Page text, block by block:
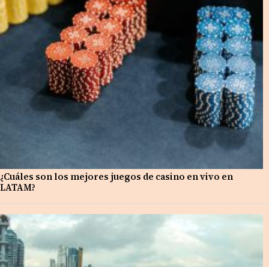
¿Cuáles son los mejores juegos de casino en vivo en
LATAM?